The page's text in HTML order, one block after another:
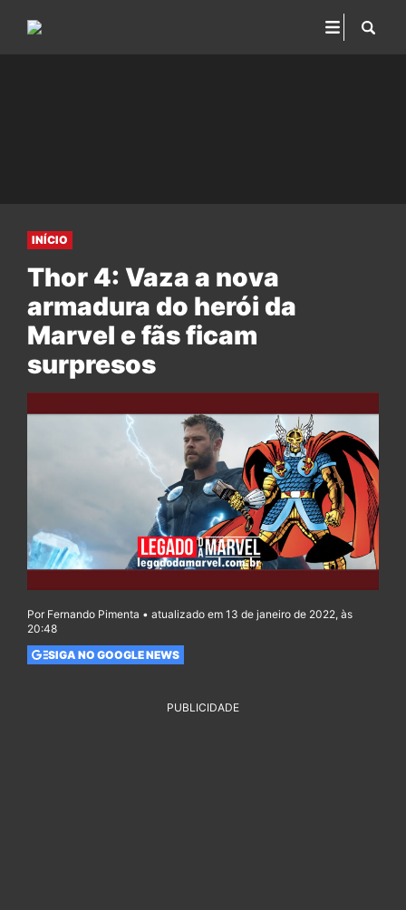
INÍCIO
Thor 4: Vaza a nova
armadura do herói da
Marvel e fãs ficam
surpresos
Por Fernando Pimenta • atualizado em 13 de janeiro de 2022, às
20:48
SIGA NO GOOGLE NEWS
PUBLICIDADE